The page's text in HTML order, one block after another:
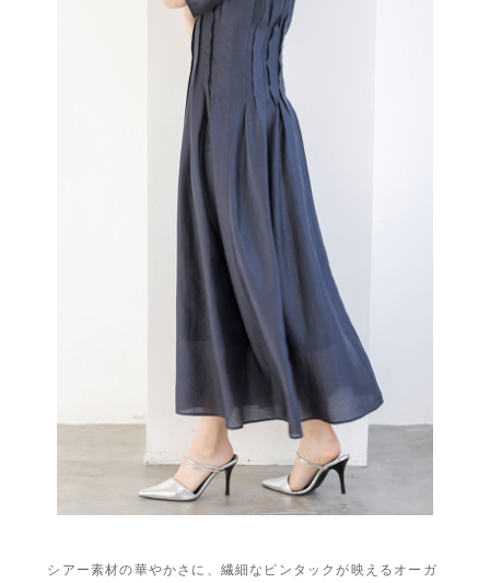
シアー素材の華やかさに、繊細なピンタックが映えるオーガ